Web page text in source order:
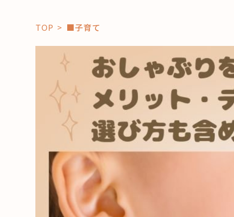
「コト」
子育て
暮らし
おすすめ
スポット
学び・教育
「場」
TOP ■子育て